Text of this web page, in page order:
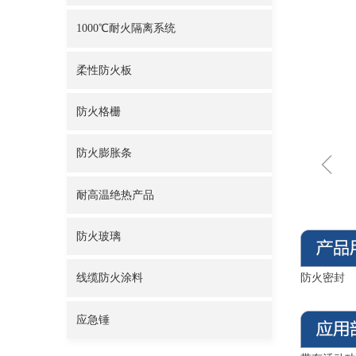
ꁆ
1000℃耐火隔离系统
柔性防火板
防火格栅
防火膨胀条
耐高温绝热产品
防火玻璃
线缆防火涂料
应急锤
防火密封